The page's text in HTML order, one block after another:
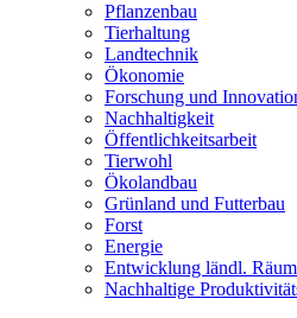
Pflanzenbau
Tierhaltung
Landtechnik
Ökonomie
Forschung und
Nachhaltigkeit
Öffentlichkeitsarbeit
Tierwohl
Ökolandbau
Grünland und Futterbau
Forst
Energie
Entwicklung ländl.
Nachhaltige